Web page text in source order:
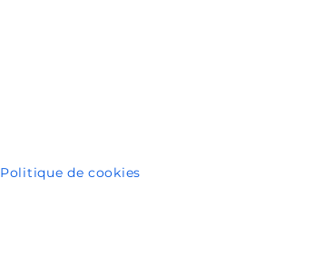
Politique de cookies